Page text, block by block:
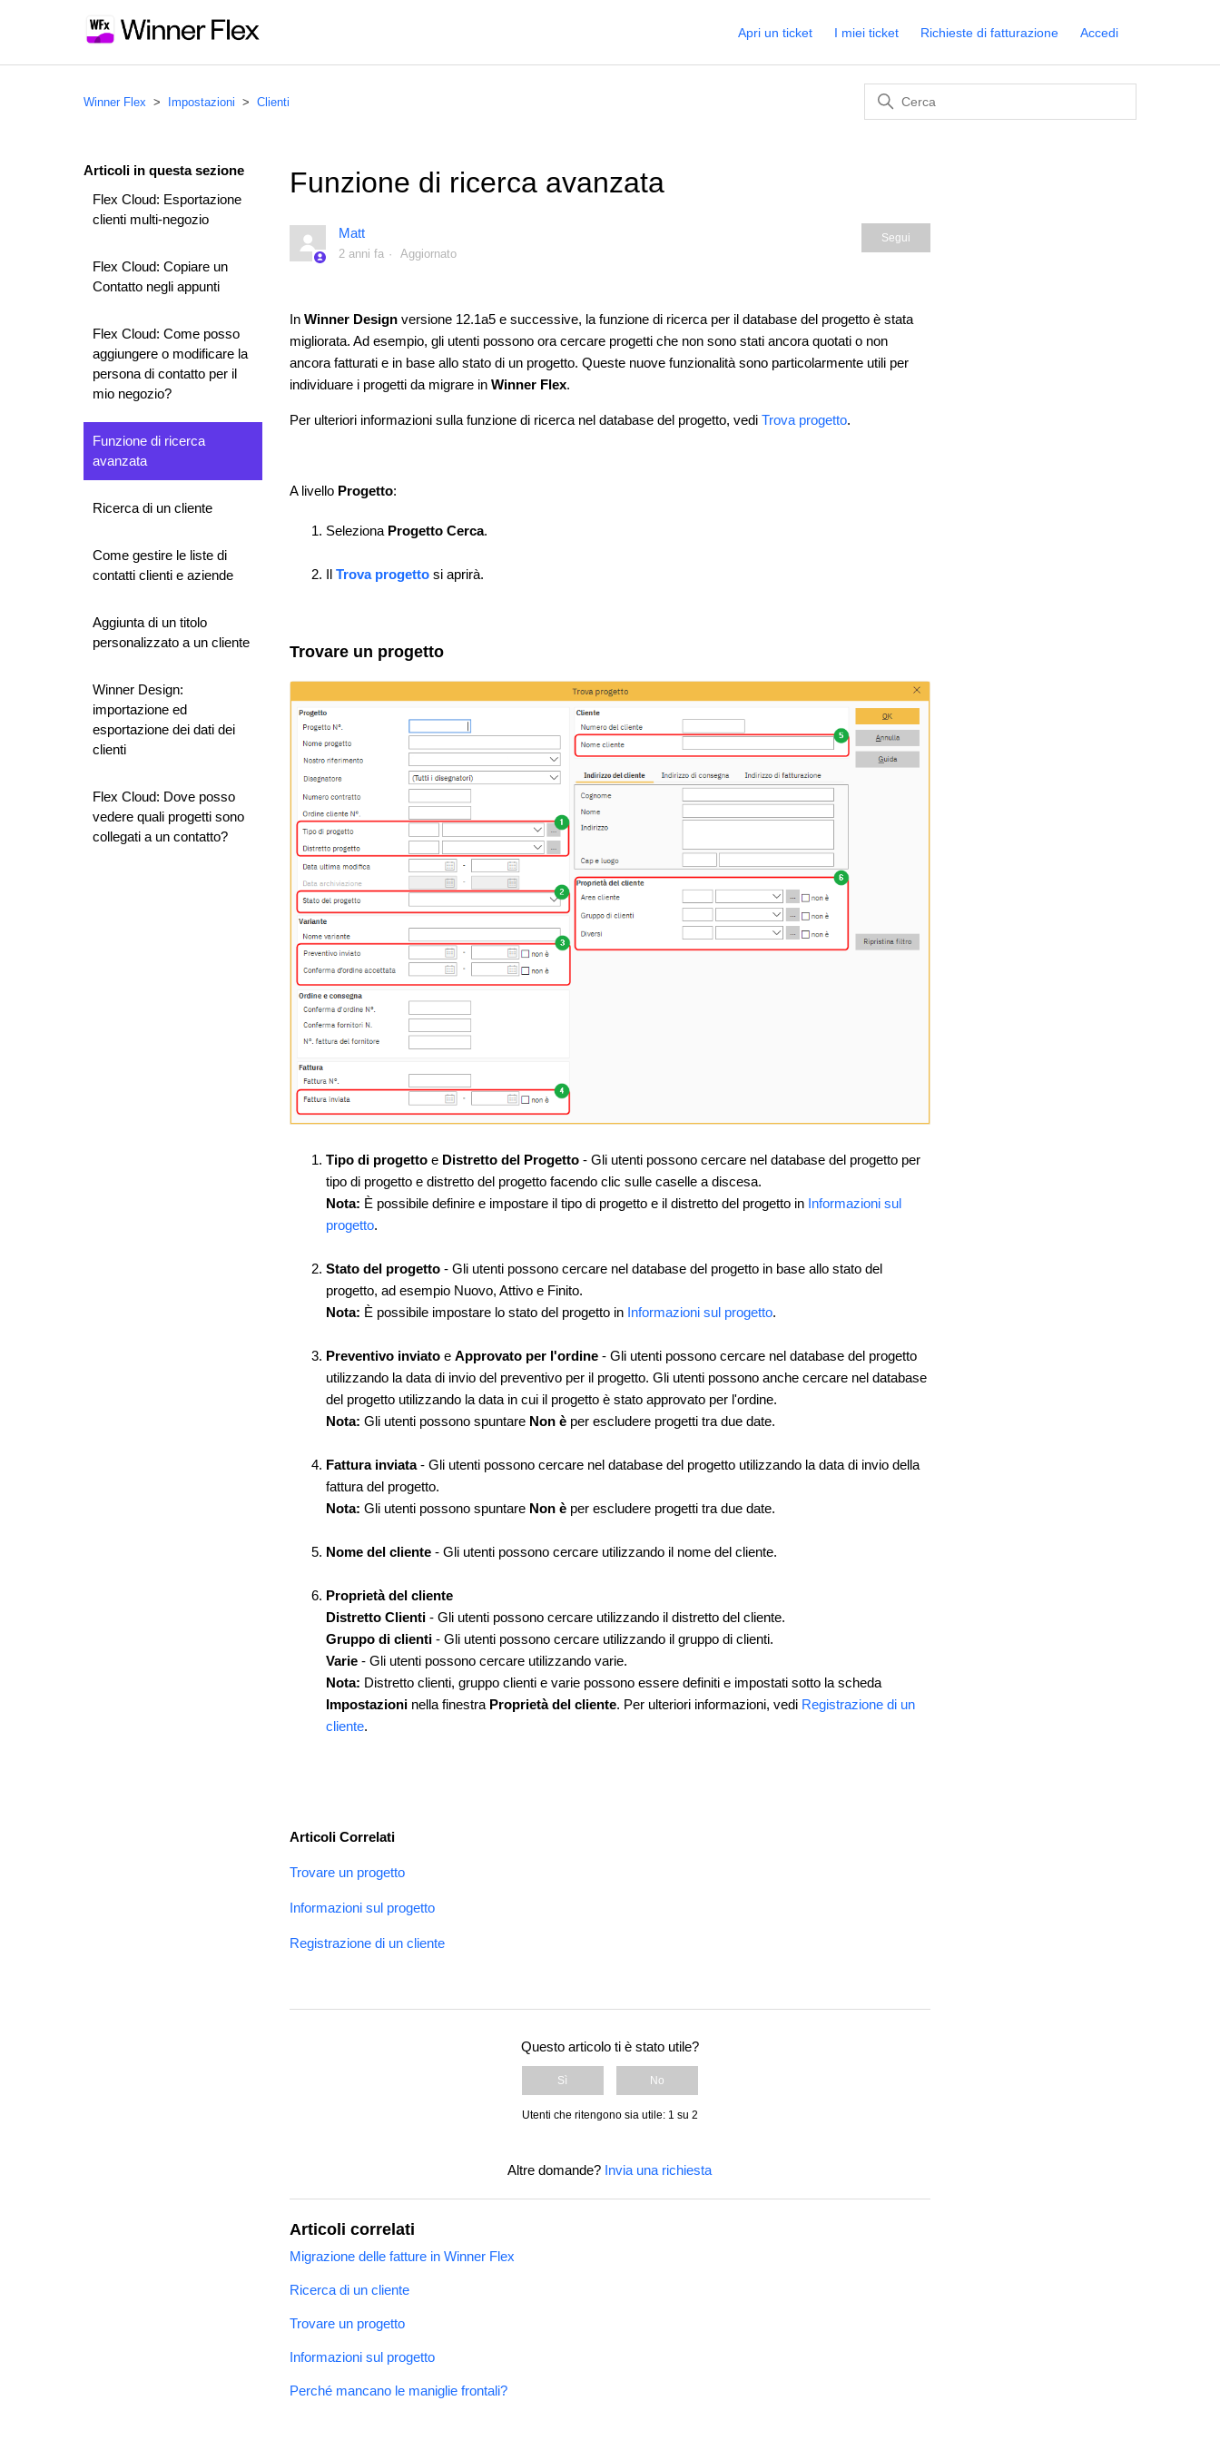
Apri un ticket I miei ticket Richieste di fatturazione Accedi
Winner Flex Impostazioni Clienti
Articoli in questa sezione
Flex Cloud: Esportazione
clienti multi-negozio
Flex Cloud: Copiare un
Contatto negli appunti
Flex Cloud: Come posso
aggiungere o modificare la
persona di contatto per il
mio negozio?
Funzione di ricerca
avanzata
Ricerca di un cliente
Come gestire le liste di
contatti clienti e aziende
Aggiunta di un titolo
personalizzato a un cliente
Winner Design:
importazione ed
esportazione dei dati dei
clienti
Flex Cloud: Dove posso
vedere quali progetti sono
collegati a un contatto?
Funzione di ricerca avanzata
Matt
2 anni fa Aggiornato
Segui
InWinner Design versione 12.1a5 e successive, la funzione di ricerca per il database del progetto è stata
migliorata. Ad esempio, gli utenti possono ora cercare progetti che non sono stati ancora quotati o non
ancora fatturati e in base allo stato di un progetto. Queste nuove funzionalità sono particolarmente utili per
individuare i progetti da migrare inWinner Flex.
Per ulteriori informazioni sulla funzione di ricerca nel database del progetto, vediTrova progetto.
A livello Progetto:
Seleziona Progetto Cerca.
IlTrova progetto si aprirà.
Trovare un progetto
Tipo di progetto e Distretto del Progetto- Gli utenti possono cercare nel database del progetto per
tipo di progetto e distretto del progetto facendo clic sulle caselle a discesa.
Nota: È possibile definire e impostare il tipo di progetto e il distretto del progetto in Informazioni sul
progetto.
Stato del progetto- Gli utenti possono cercare nel database del progetto in base allo stato del
progetto, ad esempio Nuovo, Attivo e Finito.
Nota: È possibile impostare lo stato del progetto in Informazioni sul progetto.
Preventivo inviato eApprovato per l'ordine- Gli utenti possono cercare nel database del progetto
utilizzando la data di invio del preventivo per il progetto. Gli utenti possono anche cercare nel database
del progetto utilizzando la data in cui il progetto è stato approvato per l'ordine.
Nota: Gli utenti possono spuntare Non è per escludere progetti tra due date.
Fattura inviata- Gli utenti possono cercare nel database del progetto utilizzando la data di invio della
fattura del progetto.
Nota: Gli utenti possono spuntare Non è per escludere progetti tra due date.
Nome del cliente- Gli utenti possono cercare utilizzando il nome del cliente.
Proprietà del cliente
Distretto Clienti- Gli utenti possono cercare utilizzando il distretto del cliente.
Gruppo di clienti- Gli utenti possono cercare utilizzando il gruppo di clienti.
Varie- Gli utenti possono cercare utilizzando varie.
Nota: Distretto clienti, gruppo clienti e varie possono essere definiti e impostati sotto la scheda
Impostazioni nella finestra Proprietà del cliente. Per ulteriori informazioni, vedi Registrazione di un
cliente.
Articoli Correlati
Trovare un progetto
Informazioni sul progetto
Registrazione di un cliente
Questo articolo ti è stato utile?
Sì No
Utenti che ritengono sia utile: 1 su 2
Altre domande? Invia una richiesta
Articoli correlati
Migrazione delle fatture in Winner Flex
Ricerca di un cliente
Trovare un progetto
Informazioni sul progetto
Perché mancano le maniglie frontali?